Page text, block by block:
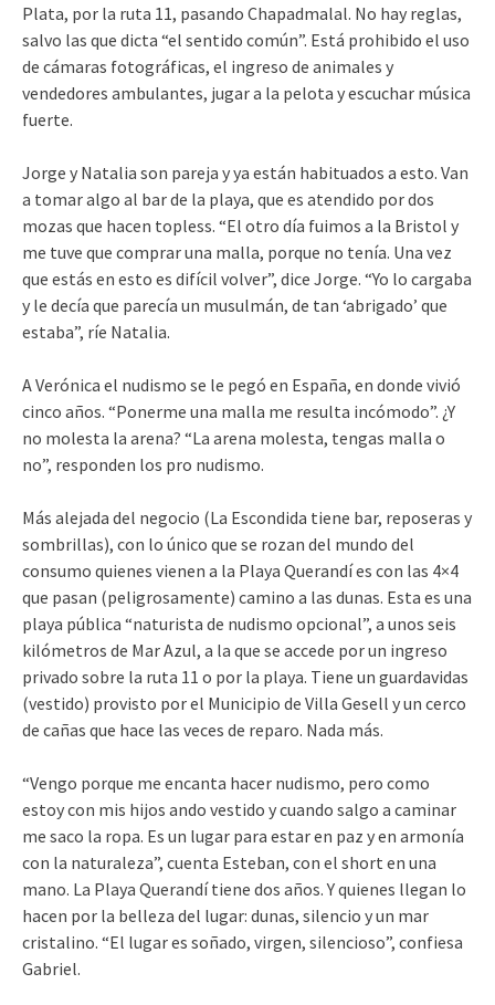
Plata, por la ruta 11, pasando Chapadmalal. No hay reglas,
salvo las que dicta “el sentido común”. Está prohibido el uso
de cámaras fotográficas, el ingreso de animales y
vendedores ambulantes, jugar a la pelota y escuchar música
fuerte.
Jorge y Natalia son pareja y ya están habituados a esto. Van
a tomar algo al bar de la playa, que es atendido por dos
mozas que hacen topless. “El otro día fuimos a la Bristol y
me tuve que comprar una malla, porque no tenía. Una vez
que estás en esto es difícil volver”, dice Jorge. “Yo lo cargaba
y le decía que parecía un musulmán, de tan ‘abrigado’ que
estaba”, ríe Natalia.
A Verónica el nudismo se le pegó en España, en donde vivió
cinco años. “Ponerme una malla me resulta incómodo”. ¿Y
no molesta la arena? “La arena molesta, tengas malla o
no”, responden los pro nudismo.
Más alejada del negocio (La Escondida tiene bar, reposeras y
sombrillas), con lo único que se rozan del mundo del
consumo quienes vienen a la Playa Querandí es con las 4×4
que pasan (peligrosamente) camino a las dunas. Esta es una
playa pública “naturista de nudismo opcional”, a unos seis
kilómetros de Mar Azul, a la que se accede por un ingreso
privado sobre la ruta 11 o por la playa. Tiene un guardavidas
(vestido) provisto por el Municipio de Villa Gesell y un cerco
de cañas que hace las veces de reparo. Nada más.
“Vengo porque me encanta hacer nudismo, pero como
estoy con mis hijos ando vestido y cuando salgo a caminar
me saco la ropa. Es un lugar para estar en paz y en armonía
con la naturaleza”, cuenta Esteban, con el short en una
mano. La Playa Querandí tiene dos años. Y quienes llegan lo
hacen por la belleza del lugar: dunas, silencio y un mar
cristalino. “El lugar es soñado, virgen, silencioso”, confiesa
Gabriel.